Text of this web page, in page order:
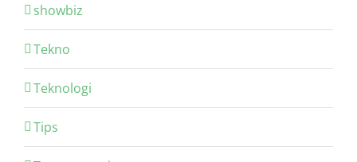
showbiz
Tekno
Teknologi
Tips